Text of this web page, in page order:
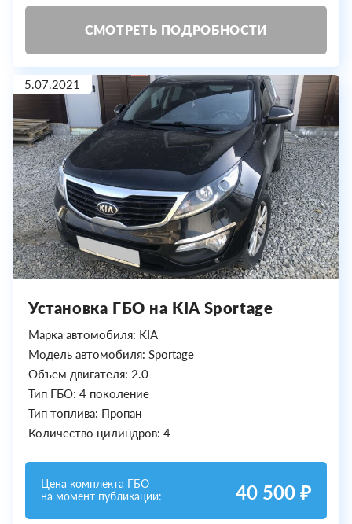
СМОТРЕТЬ ПОДРОБНОСТИ
5.07.2021
Установка ГБО на KIA Sportage
Марка автомобиля: KIA
Модель автомобиля: Sportage
Объем двигателя: 2.0
Тип ГБО: 4 поколение
Тип топлива: Пропан
Количество цилиндров: 4
Цена комплекта ГБО
на момент публикации:
40 500 ₽